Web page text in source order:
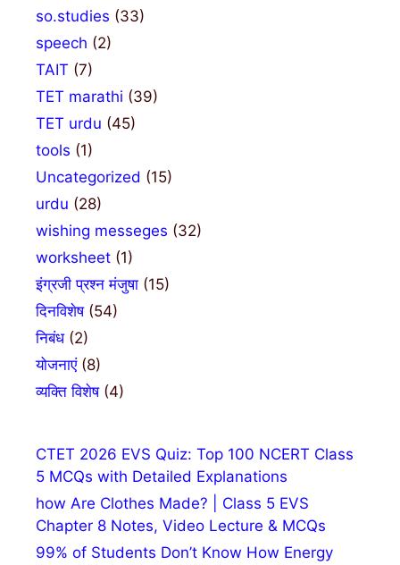
so.studies (33)
speech (2)
TAIT (7)
TET marathi (39)
TET urdu (45)
tools (1)
Uncategorized (15)
urdu (28)
wishing messeges (32)
worksheet (1)
इंग्रजी प्रश्न मंजुषा (15)
दिनविशेष(54)
निबंध(2)
योजनाएं(8)
व्यक्ति विशेष(4)
CTET 2026 EVS Quiz: Top 100 NCERT Class
5 MCQs with Detailed Explanations
how Are Clothes Made? | Class 5 EVS
Chapter 8 Notes, Video Lecture & MCQs
99% of Students Don’t Know How Energy